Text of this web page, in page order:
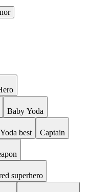
Baby Yoda
Yoda best Captain
superhero